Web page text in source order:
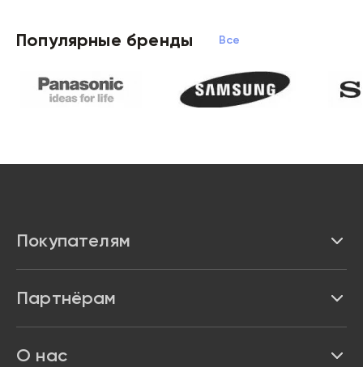
Популярные бренды Все бренды
Покупателям
Доставка и оплата
Партнёрам
О нас